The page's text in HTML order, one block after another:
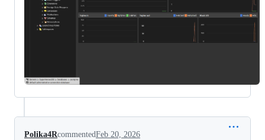
Polika4RcommentedFeb 20, 2026